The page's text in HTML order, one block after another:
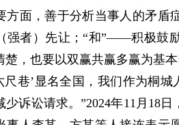
方面，善于分析当事人的矛盾
强者）先让；“和”——积极鼓
，也要以双赢共赢多赢为基本
巷’显名全国，我们作为桐城
诉讼请求。”2024年11月18日